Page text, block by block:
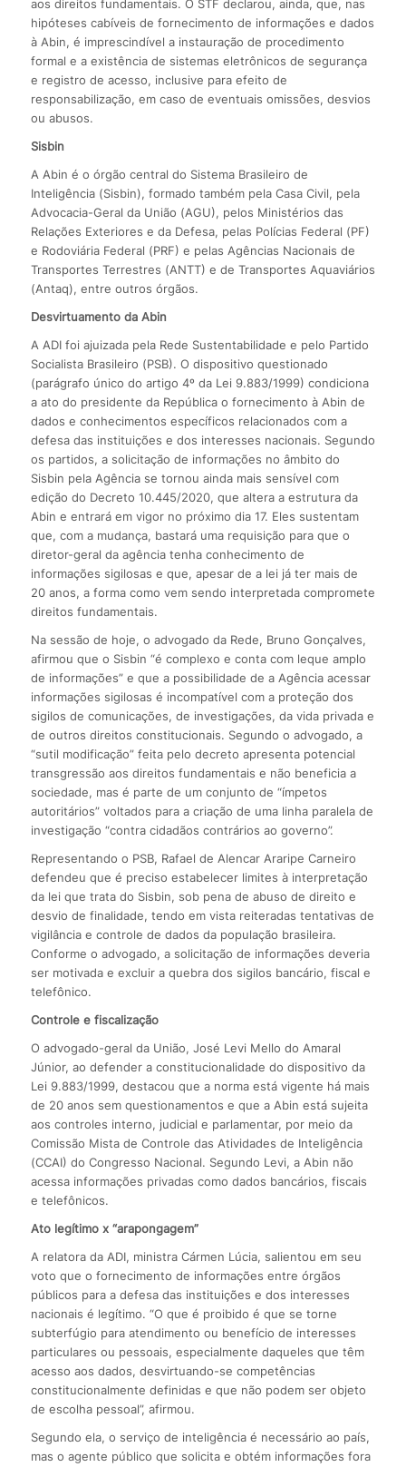
aos direitos fundamentais. O STF declarou, ainda, que, nas
hipóteses cabíveis de fornecimento de informações e dados
à Abin, é imprescindível a instauração de procedimento
formal e a existência de sistemas eletrônicos de segurança
e registro de acesso, inclusive para efeito de
responsabilização, em caso de eventuais omissões, desvios
ou abusos.
Sisbin
A Abin é o órgão central do Sistema Brasileiro de
Inteligência (Sisbin), formado também pela Casa Civil, pela
Advocacia-Geral da União (AGU), pelos Ministérios das
Relações Exteriores e da Defesa, pelas Polícias Federal (PF)
e Rodoviária Federal (PRF) e pelas Agências Nacionais de
Transportes Terrestres (ANTT) e de Transportes Aquaviários
(Antaq), entre outros órgãos.
Desvirtuamento da Abin
A ADI foi ajuizada pela Rede Sustentabilidade e pelo Partido
Socialista Brasileiro (PSB). O dispositivo questionado
(parágrafo único do artigo 4º da Lei 9.883/1999) condiciona
a ato do presidente da República o fornecimento à Abin de
dados e conhecimentos específicos relacionados com a
defesa das instituições e dos interesses nacionais. Segundo
os partidos, a solicitação de informações no âmbito do
Sisbin pela Agência se tornou ainda mais sensível com
edição do Decreto 10.445/2020, que altera a estrutura da
Abin e entrará em vigor no próximo dia 17. Eles sustentam
que, com a mudança, bastará uma requisição para que o
diretor-geral da agência tenha conhecimento de
informações sigilosas e que, apesar de a lei já ter mais de
20 anos, a forma como vem sendo interpretada compromete
direitos fundamentais.
Na sessão de hoje, o advogado da Rede, Bruno Gonçalves,
afirmou que o Sisbin “é complexo e conta com leque amplo
de informações” e que a possibilidade de a Agência acessar
informações sigilosas é incompatível com a proteção dos
sigilos de comunicações, de investigações, da vida privada e
de outros direitos constitucionais. Segundo o advogado, a
“sutil modificação” feita pelo decreto apresenta potencial
transgressão aos direitos fundamentais e não beneficia a
sociedade, mas é parte de um conjunto de “ímpetos
autoritários” voltados para a criação de uma linha paralela de
investigação “contra cidadãos contrários ao governo”.
Representando o PSB, Rafael de Alencar Araripe Carneiro
defendeu que é preciso estabelecer limites à interpretação
da lei que trata do Sisbin, sob pena de abuso de direito e
desvio de finalidade, tendo em vista reiteradas tentativas de
vigilância e controle de dados da população brasileira.
Conforme o advogado, a solicitação de informações deveria
ser motivada e excluir a quebra dos sigilos bancário, fiscal e
telefônico.
Controle e fiscalização
O advogado-geral da União, José Levi Mello do Amaral
Júnior, ao defender a constitucionalidade do dispositivo da
Lei 9.883/1999, destacou que a norma está vigente há mais
de 20 anos sem questionamentos e que a Abin está sujeita
aos controles interno, judicial e parlamentar, por meio da
Comissão Mista de Controle das Atividades de Inteligência
(CCAI) do Congresso Nacional. Segundo Levi, a Abin não
acessa informações privadas como dados bancários, fiscais
e telefônicos.
Ato legítimo x “arapongagem”
A relatora da ADI, ministra Cármen Lúcia, salientou em seu
voto que o fornecimento de informações entre órgãos
públicos para a defesa das instituições e dos interesses
nacionais é legítimo. “O que é proibido é que se torne
subterfúgio para atendimento ou benefício de interesses
particulares ou pessoais, especialmente daqueles que têm
acesso aos dados, desvirtuando-se competências
constitucionalmente definidas e que não podem ser objeto
de escolha pessoal”, afirmou.
Segundo ela, o serviço de inteligência é necessário ao país,
mas o agente público que solicita e obtém informações fora